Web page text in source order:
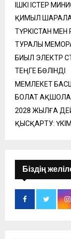
ІШКІ ІСТЕР
ҚИМЫЛ
ТҮРКІСТАН
ТУРАЛЫ
БИЫЛ ЭЛЕКТР
ТЕҢГЕ БӨЛІНДІ
МЕМЛЕКЕТ
БОЛАТ
2028 ЖЫЛҒА
ҚЫСҚАРТУ:
Біздің